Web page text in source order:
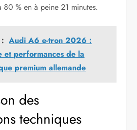
80 % en à peine 21 minutes.
Audi A6 e-tron 2026 :
et performances de la
premium allemande
des
techniques